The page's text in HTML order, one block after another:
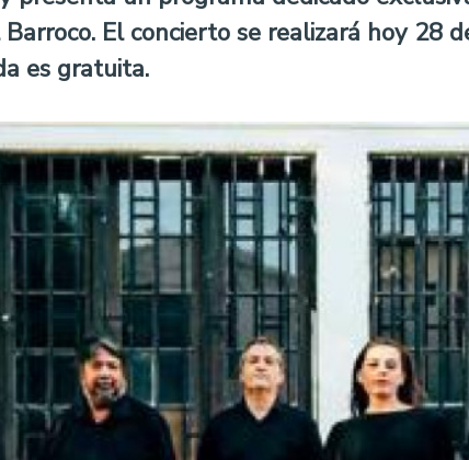
El concierto se realizará hoy 28
es gratuita.